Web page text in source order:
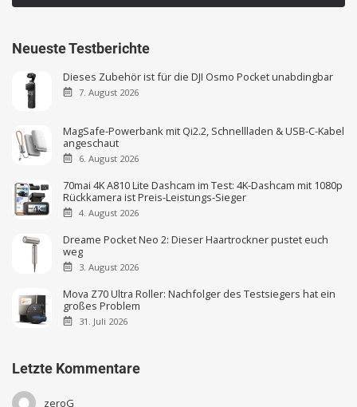
Neueste Testberichte
Dieses Zubehör ist für die DJI Osmo Pocket unabdingbar
7. August 2026
MagSafe-Powerbank mit Qi2.2, Schnellladen & USB-C-Kabel
angeschaut
6. August 2026
70mai 4K A810 Lite Dashcam im Test: 4K-Dashcam mit 1080p
Rückkamera ist Preis-Leistungs-Sieger
4. August 2026
Dreame Pocket Neo 2: Dieser Haartrockner pustet euch
weg
3. August 2026
Mova Z70 Ultra Roller: Nachfolger des Testsiegers hat ein
großes Problem
31. Juli 2026
Letzte Kommentare
zeroG